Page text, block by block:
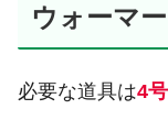
ウォーマー
必要な道具は4